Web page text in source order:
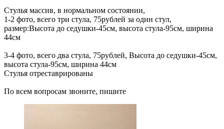
Стулья массив, в нормальном состоянии,
1-2 фото, всего три стула, 75рублей за один стул,
размер:Высота до седушки-45см, высота стула-95см, ширина
44см
3-4 фото, всего два стула, 75рублей, Высота до седушки-45см,
высота стула-95см, ширина 44см
Стулья отреставрированы
По всем вопросам звоните, пишите